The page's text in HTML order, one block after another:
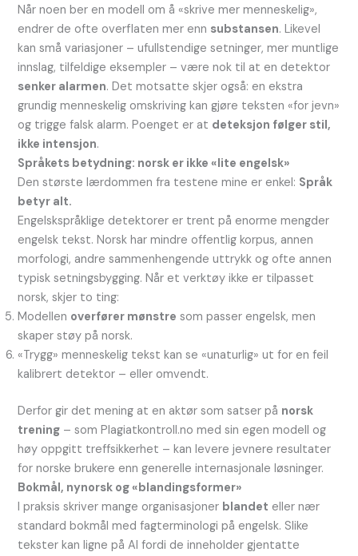
Når noen ber en modell om å «skrive mer menneskelig»,
endrer de ofte overflaten mer enn substansen. Likevel
kan små variasjoner – ufullstendige setninger, mer muntlige
innslag, tilfeldige eksempler – være nok til at en detektor
senker alarmen. Det motsatte skjer også: en ekstra
grundig menneskelig omskriving kan gjøre teksten «for jevn»
og trigge falsk alarm. Poenget er at deteksjon følger stil,
ikke intensjon.
Språkets betydning: norsk er ikke «lite engelsk»
Den største lærdommen fra testene mine er enkel: Språk
betyr alt.
Engelskspråklige detektorer er trent på enorme mengder
engelsk tekst. Norsk har mindre offentlig korpus, annen
morfologi, andre sammenhengende uttrykk og ofte annen
typisk setningsbygging. Når et verktøy ikke er tilpasset
norsk, skjer to ting:
Modellen overfører mønstre som passer engelsk, men
skaper støy på norsk.
«Trygg» menneskelig tekst kan se «unaturlig» ut for en feil
kalibrert detektor – eller omvendt.
Derfor gir det mening at en aktør som satser på norsk
trening – som Plagiatkontroll.no med sin egen modell og
høy oppgitt treffsikkerhet – kan levere jevnere resultater
for norske brukere enn generelle internasjonale løsninger.
Bokmål, nynorsk og «blandingsformer»
I praksis skriver mange organisasjoner blandet eller nær
standard bokmål med fagterminologi på engelsk. Slike
tekster kan ligne på AI fordi de inneholder gjentatte